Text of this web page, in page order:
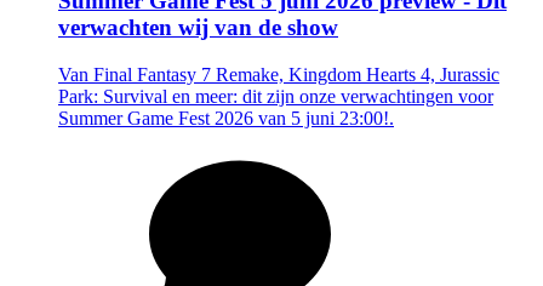
verwachten wij van de show
Van Final Fantasy 7 Remake, Kingdom Hearts 4, Jurassic
Park: Survival en meer: dit zijn onze verwachtingen voor
Summer Game Fest 2026 van 5 juni 23:00!.